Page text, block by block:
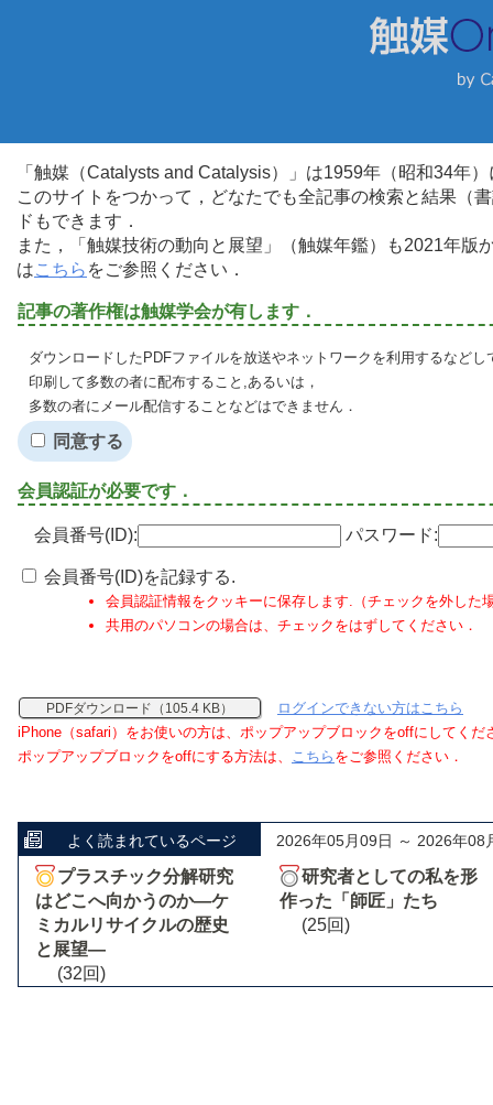
「触媒（Catalysts and Catalysis）」は1959年（昭和34年
このサイトをつかって，どなたでも全記事の検索と結果（
ドもできます．
また，「触媒技術の動向と展望」（触媒年鑑）も2021年
はこちら をご参照ください．
記事の著作権は触媒学会が有します．
ダウンロードしたPDFファイルを放送やネットワークを利用するなど
印刷して多数の者に配布すること,あるいは，
多数の者にメール配信することなどはできません．
同意する
会員認証が必要です．
会員番号(ID): パスワード:
会員番号(ID)を記録する.
会員認証情報をクッキーに保存します.（チェックを外した
共用のパソコンの場合は、チェックをはずしてください．
PDFダウンロード（105.4 KB）
ログインできない方はこちら
iPhone（safari）をお使いの方は、ポップアップブロックをoffにしてくだ
ポップアップブロックをoffにする方法は、 こちら をご参照ください．
よく読まれているページ 2026年05月09日 ～ 2026年08
プラスチック分解研究
はどこへ向かうのか―ケ
ミカルリサイクルの歴史
と展望―
(32回)
研究者としての私を形
作った「師匠」たち
(25回)